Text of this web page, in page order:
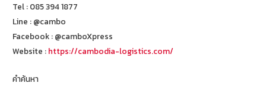
Tel : 085 394 1877
Line : @cambo
Facebook : @camboXpress
Website : https://cambodia-logistics.com/
คำค้นหา